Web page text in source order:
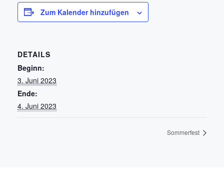
Zum Kalender hinzufügen
DETAILS
Beginn:
3. Juni 2023
Ende:
4. Juni 2023
Sommerfest